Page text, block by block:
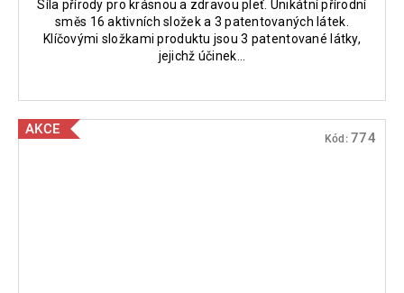
Síla přírody pro krásnou a zdravou pleť. Unikátní přírodní
směs 16 aktivních složek a 3 patentovaných látek.
Klíčovými složkami produktu jsou 3 patentované látky,
jejichž účinek...
AKCE
Kód: 774